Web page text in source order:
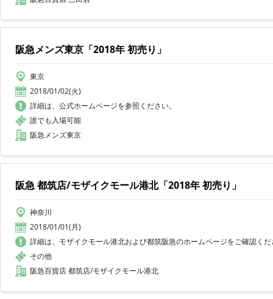
阪急メンズ東京「2018年 初売り」
東京
2018/01/02(火)
詳細は、公式ホームページを参照ください。
誰でも入場可能
阪急メンズ東京
阪急 都筑店/モザイクモール港北「2018年 初売り」
神奈川
2018/01/01(月)
詳細は、モザイクモール港北および都筑阪急のホームページをご確認く
その他
阪急百貨店 都筑店/モザイクモール港北